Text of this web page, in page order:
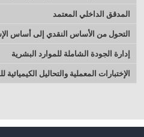
المدقق الداخلي المعتمد
التحول من الأساس النقدي إلى أساس
إدارة الجودة الشاملة للموارد البشرية
الإختبارات المعملية والتحاليل الكيميائية